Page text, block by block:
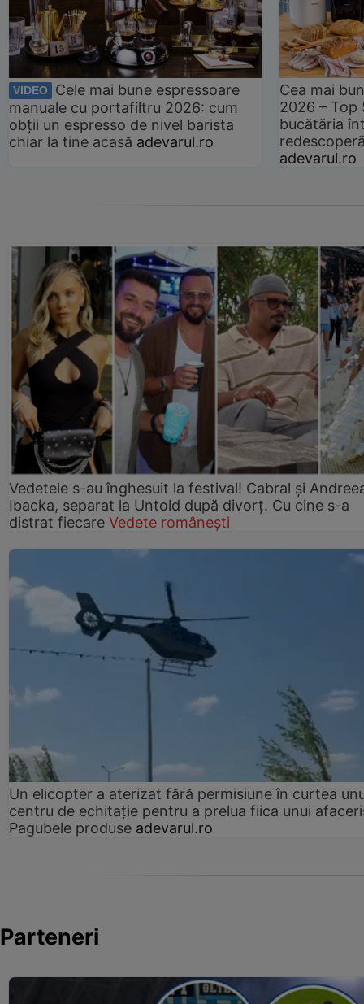
VIDEO
Cele mai bune espressoare
manuale cu portafiltru 2026: cum
obții un espresso de nivel barista
chiar la tine acasă adevarul.ro
Cea mai
2026 –
bucătăria
adevarul.ro
Vedetele s-au înghesuit la festival! Cabral și
Ibacka, separat la Untold după divorț. Cu cine s-a
distrat fiecare Vedete românești
Un elicopter a aterizat fără permisiune în curtea
centru de echitație pentru a prelua fiica unui
Pagubele produse adevarul.ro
Parteneri